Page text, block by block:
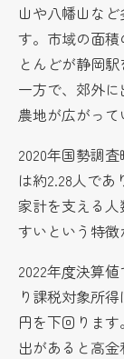
山や八幡山な
す。市域の面
とんどが静岡
一方で、郊外
農地が広がって
2020年国勢調
は約2.28人であ
家計を支える
すいという特徴
2022年度決算
り課税対象所
円を下回りま
出があると高